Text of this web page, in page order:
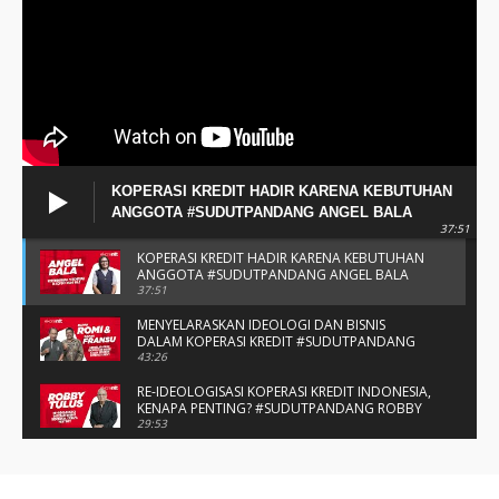
KOPERASI KREDIT HADIR KARENA KEBUTUHAN
ANGGOTA #SUDUTPANDANG ANGEL BALA
37:51
KOPERASI KREDIT HADIR KARENA KEBUTUHAN
ANGGOTA #SUDUTPANDANG ANGEL BALA
37:51
MENYELARASKAN IDEOLOGI DAN BISNIS
DALAM KOPERASI KREDIT #SUDUTPANDANG
BAPAK ROMI & BAPAK FRANSU
43:26
RE-IDEOLOGISASI KOPERASI KREDIT INDONESIA,
KENAPA PENTING? #SUDUTPANDANG ROBBY
TULUS
29:53